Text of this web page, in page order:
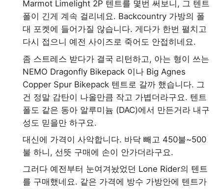
Marmot Limelight 2P 텐트를 몇번 써보니, 그 텐트
폴이 긴게 계속 걸리네요. Backcountry 가방의 폴
대 포켓에 들어가질 않습니다. 게다가 한번 펼치고
다시 접으니 예전 사이즈로 죽어도 안접히네요.
좀 스트레스 받다가 결국 리턴하고, 아는 형이 쓰는
NEMO Dragonfly Bikepack 이나 Big Agnes
Copper Spur Bikepack 텐트로 갈까 했습니다. 그
건 정말 감탄이 나올만큼 작고 가볍더라구요. 텐트
폴도 같은 동아 알루미늄 (DAC)에서 만든거라 내구
성도 믿을만 하구요.
대신에 가격이 사악합니다. 바닥 빼고 450불~500
불 하니, 선뜻 구매에 손이 안가더라구요.
그러다 예전부터 눈여겨놨었던 Lone Rider의 텐트
를 구매했네요. 같은 가격에 방수 가방안에 텐트가